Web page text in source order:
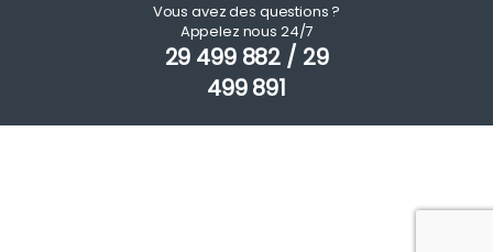
Vous avez des questions ?
Appelez nous 24/7
29 499 882 / 29
499 891